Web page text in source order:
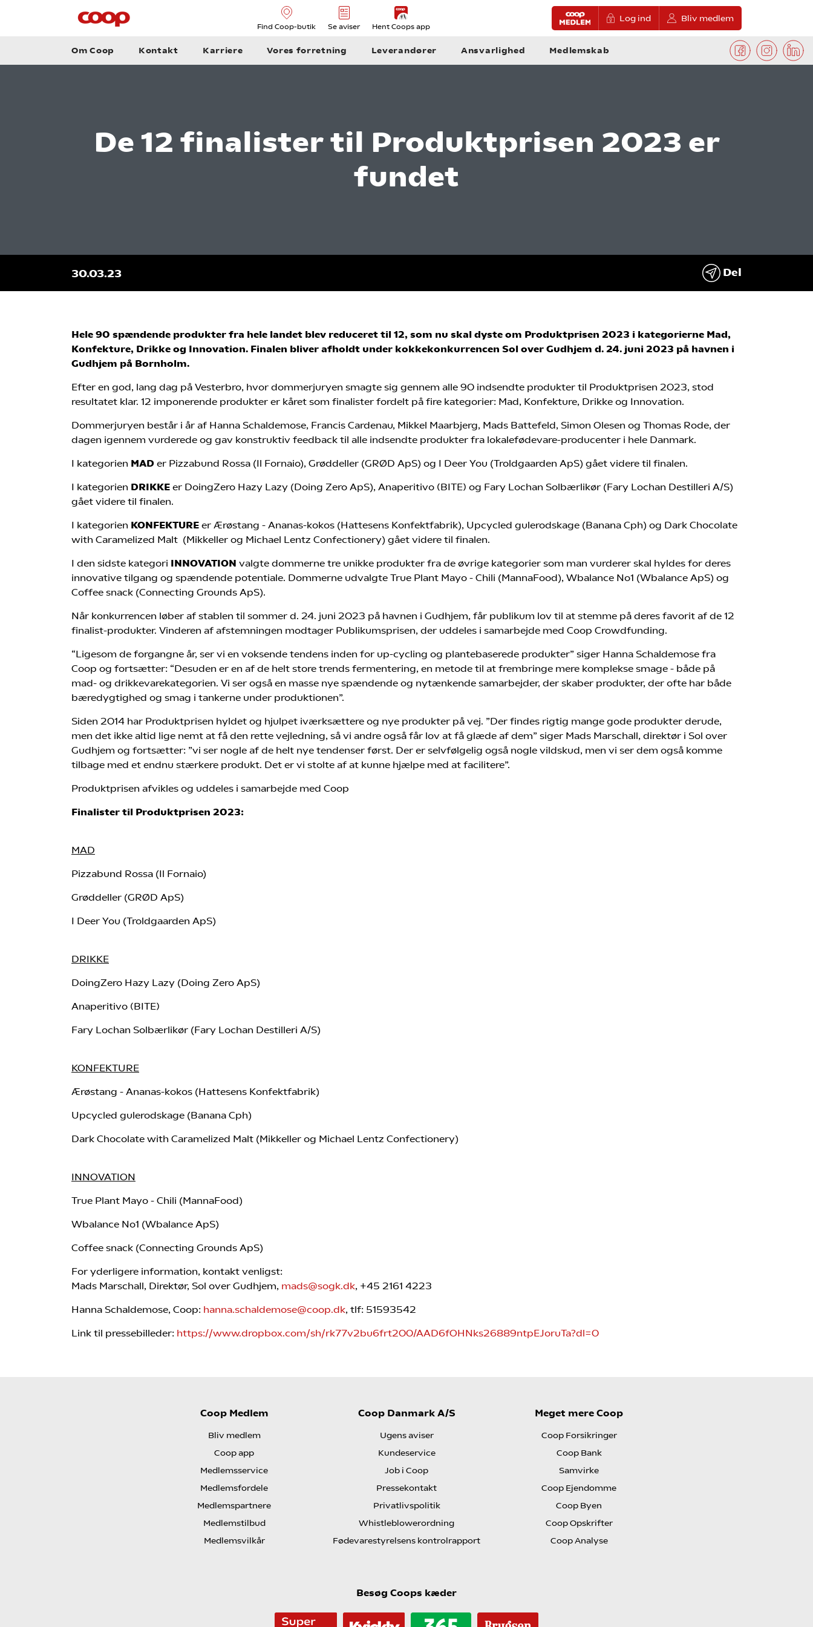
Find Coop-butik Se aviser Hent Coops app
Log ind Bliv medlem
Om Coop Kontakt Karriere Vores forretning Leverandører Ansvarlighed Medlemskab
De 12 finalister til Produktprisen 2023 er
fundet
30.03.23 Del
Hele 90 spændende produkter fra hele landet blev reduceret til 12, som nu skal dyste om Produktprisen 2023 i kategorierne Mad,
Konfekture, Drikke og Innovation. Finalen bliver afholdt under kokkekonkurrencen Sol over Gudhjem d. 24. juni 2023 på havnen i
Gudhjem på Bornholm.
Efter en god, lang dag på Vesterbro, hvor dommerjuryen smagte sig gennem alle 90 indsendte produkter til Produktprisen 2023, stod
resultatet klar. 12 imponerende produkter er kåret som finalister fordelt på fire kategorier: Mad, Konfekture, Drikke og Innovation.
Dommerjuryen består i år af Hanna Schaldemose, Francis Cardenau, Mikkel Maarbjerg, Mads Battefeld, Simon Olesen og Thomas Rode, der
dagen igennem vurderede og gav konstruktiv feedback til alle indsendte produkter fra lokalefødevare-producenter i hele Danmark.
I kategorien MAD er Pizzabund Rossa (Il Fornaio), Grøddeller (GRØD ApS) og I Deer You (Troldgaarden ApS) gået videre til finalen.
I kategorien DRIKKE er DoingZero Hazy Lazy (Doing Zero ApS), Anaperitivo (BITE) og Fary Lochan Solbærlikør (Fary Lochan Destilleri A/S)
gået videre til finalen.
I kategorien KONFEKTURE er Ærøstang - Ananas-kokos (Hattesens Konfektfabrik), Upcycled gulerodskage (Banana Cph) og Dark Chocolate
with Caramelized Malt (Mikkeller og Michael Lentz Confectionery) gået videre til finalen.
I den sidste kategori INNOVATION valgte dommerne tre unikke produkter fra de øvrige kategorier som man vurderer skal hyldes for deres
innovative tilgang og spændende potentiale. Dommerne udvalgte True Plant Mayo - Chili (MannaFood), Wbalance No1 (Wbalance ApS) og
Coffee snack (Connecting Grounds ApS).
Når konkurrencen løber af stablen til sommer d. 24. juni 2023 på havnen i Gudhjem, får publikum lov til at stemme på deres favorit af de 12
finalist-produkter. Vinderen af afstemningen modtager Publikumsprisen, der uddeles i samarbejde med Coop Crowdfunding.
“Ligesom de forgangne år, ser vi en voksende tendens inden for up-cycling og plantebaserede produkter” siger Hanna Schaldemose fra
Coop og fortsætter: “Desuden er en af de helt store trends fermentering, en metode til at frembringe mere komplekse smage - både på
mad- og drikkevarekategorien. Vi ser også en masse nye spændende og nytænkende samarbejder, der skaber produkter, der ofte har både
bæredygtighed og smag i tankerne under produktionen”.
Siden 2014 har Produktprisen hyldet og hjulpet iværksættere og nye produkter på vej. ”Der findes rigtig mange gode produkter derude,
men det ikke altid lige nemt at få den rette vejledning, så vi andre også får lov at få glæde af dem” siger Mads Marschall, direktør i Sol over
Gudhjem og fortsætter: ”vi ser nogle af de helt nye tendenser først. Der er selvfølgelig også nogle vildskud, men vi ser dem også komme
tilbage med et endnu stærkere produkt. Det er vi stolte af at kunne hjælpe med at facilitere”.
Produktprisen afvikles og uddeles i samarbejde med Coop
Finalister til Produktprisen 2023:
MAD
Pizzabund Rossa (Il Fornaio)
Grøddeller (GRØD ApS)
I Deer You (Troldgaarden ApS)
DRIKKE​
DoingZero Hazy Lazy (Doing Zero ApS)
Anaperitivo (BITE)
Fary Lochan Solbærlikør (Fary Lochan Destilleri A/S)
KONFEKTURE​
Ærøstang - Ananas-kokos (Hattesens Konfektfabrik)
Upcycled gulerodskage (Banana Cph)
Dark Chocolate with Caramelized Malt (Mikkeller og Michael Lentz Confectionery)
INNOVATION​
True Plant Mayo - Chili (MannaFood)
Wbalance No1 (Wbalance ApS)
Coffee snack (Connecting Grounds ApS)
For yderligere information, kontakt venligst:
Mads Marschall, Direktør, Sol over Gudhjem, mads@sogk.dk, +45 2161 4223
Hanna Schaldemose, Coop: hanna.schaldemose@coop.dk, tlf: 51593542
Link til pressebilleder: https://www.dropbox.com/sh/rk77v2bu6frt200/AAD6fOHNks26889ntpEJoruTa?dl=0
Coop Medlem
Bliv medlem
Coop app
Medlemsservice
Medlemsfordele
Medlemspartnere
Medlemstilbud
Medlemsvilkår
Coop Danmark A/S
Ugens aviser
Kundeservice
Job i Coop
Pressekontakt
Privatlivspolitik
Whistleblowerordning
Fødevarestyrelsens kontrolrapport
Meget mere Coop
Coop Forsikringer
Coop Bank
Samvirke
Coop Ejendomme
Coop Byen
Coop Opskrifter
Coop Analyse
Besøg Coops kæder